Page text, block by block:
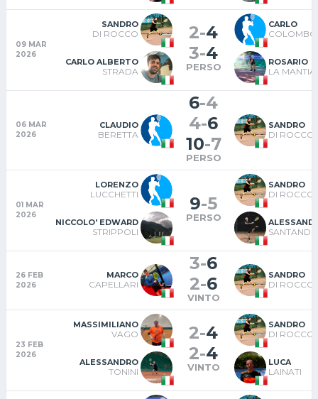
09 MAR
2026
SANDRO
DI ROCCO
CARLO ALBERTO
STRADA
2-4
3-4
PERSO
CARLO
COLOMBO
ROSARIO
LA MANTIA
06 MAR
2026
CLAUDIO
BERETTA
6-4
4-6
10-7
PERSO
SANDRO
DI ROCCO
01 MAR
2026
LORENZO
LUCCHETTI
NICCOLO' EDWARD
STRIPPOLI
9-5
PERSO
SANDRO
DI ROCCO
26 FEB
2026
MARCO
CAPELLARI
3-6
2-6
VINTO
SANDRO
DI ROCCO
23 FEB
2026
MASSIMILIANO
VAGO
ALESSANDRO
TONINI
2-4
2-4
VINTO
SANDRO
DI ROCCO
LUCA
LAINATI